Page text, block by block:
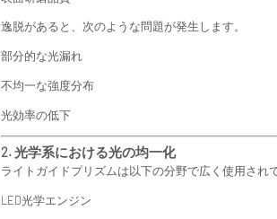
逸脱があると、次のような問題が発生します。
部分的な光漏れ
不均一な強度分布
光効率の低下
2. 光学系における光の均一化
ライトガイドプリズムは以下の分野で広く使用され
LED光学エンジン